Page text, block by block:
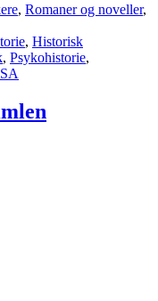
, Romaner og noveller,
, Historisk
, Psykohistorie,